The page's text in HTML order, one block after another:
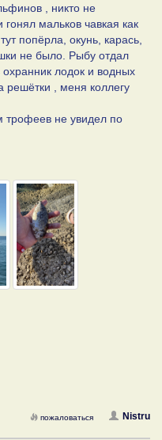
, никто не
гонял мальков чавкая как
попёрла, окунь, карась,
не было. Рыбу отдал
лодок и водных
, меня коллегу
трофеев не увидел по
Nistru
пожаловаться